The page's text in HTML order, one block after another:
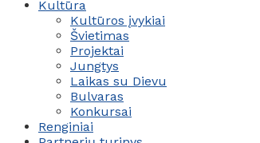
Kultūra
Kultūros įvykiai
Švietimas
Projektai
Jungtys
Laikas su Dievu
Bulvaras
Konkursai
Renginiai